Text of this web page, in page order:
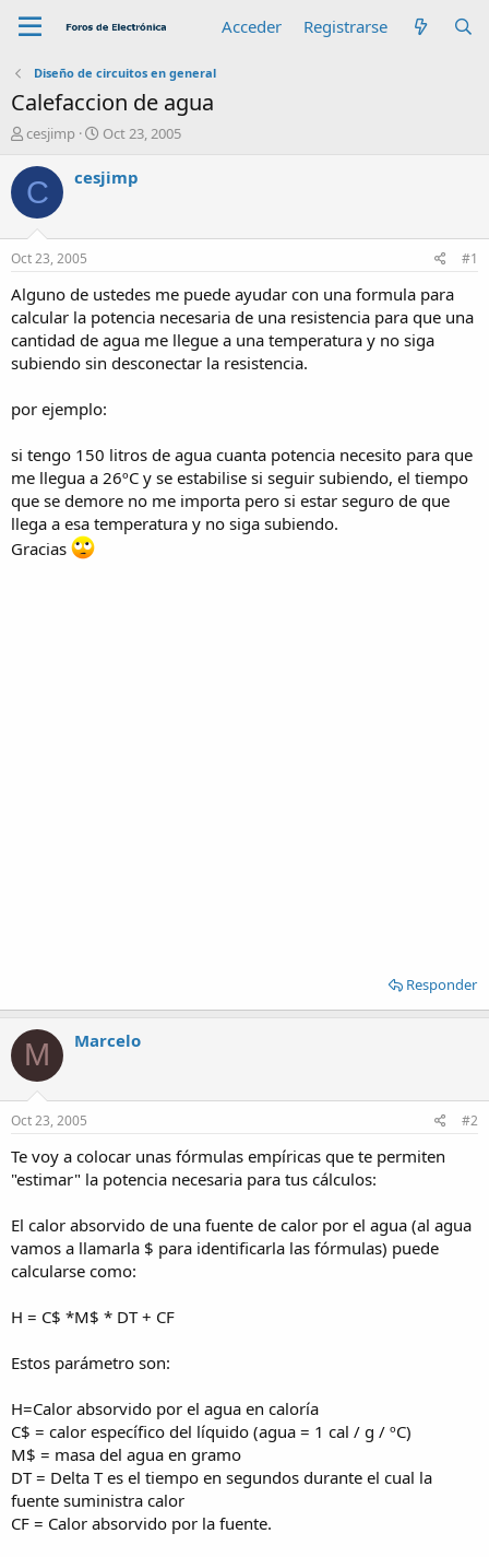
Acceder Registrarse
Diseño de circuitos en general
Calefaccion de agua
A
t
o
r
cesjimp
F
c
h
n
c
i
o
Oct 23, 2005
C cesjimp
Oct 23, 2005 #1
Alguno de ustedes me puede ayudar con una formula para
calcular la potencia necesaria de una resistencia para que una
cantidad de agua me llegue a una temperatura y no siga
subiendo sin desconectar la resistencia.
por ejemplo:
si tengo 150 litros de agua cuanta potencia necesito para que
me llegua a 26ºC y se estabilise si seguir subiendo, el tiempo
que se demore no me importa pero si estar seguro de que
llega a esa temperatura y no siga subiendo.
Gracias
Responder
M Marcelo
Oct 23, 2005 #2
Te voy a colocar unas fórmulas empíricas que te permiten
"estimar" la potencia necesaria para tus cálculos:
El calor absorvido de una fuente de calor por el agua (al agua
vamos a llamarla $ para identificarla las fórmulas) puede
calcularse como:
H = C$ *M$ * DT + CF
Estos parámetro son:
H=Calor absorvido por el agua en caloría
C$ = calor específico del líquido (agua = 1 cal / g / ºC)
M$ = masa del agua en gramo
DT = Delta T es el tiempo en segundos durante el cual la
fuente suministra calor
CF = Calor absorvido por la fuente.